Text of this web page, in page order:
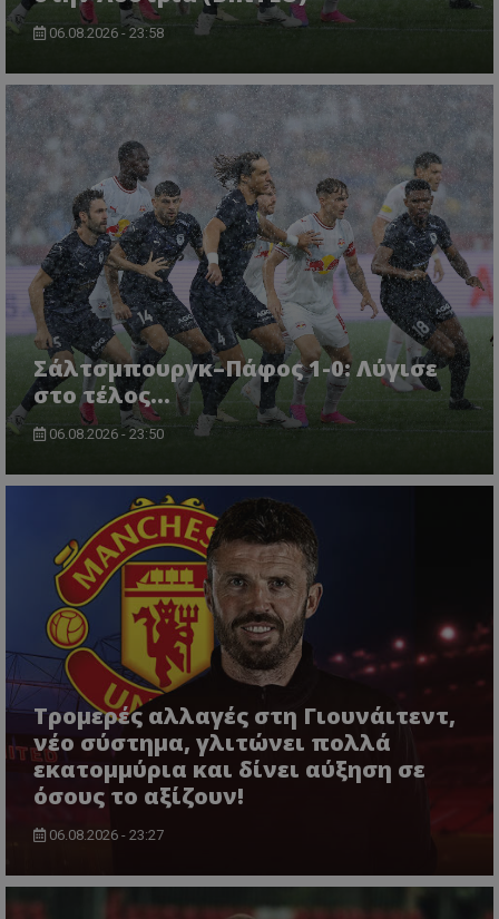
06.08.2026 - 23:58
Σάλτσμπουργκ–Πάφος 1-0: Λύγισε
στο τέλος...
06.08.2026 - 23:50
Τρομερές αλλαγές στη Γιουνάιτεντ,
νέο σύστημα, γλιτώνει πολλά
εκατομμύρια και δίνει αύξηση σε
όσους το αξίζουν!
06.08.2026 - 23:27